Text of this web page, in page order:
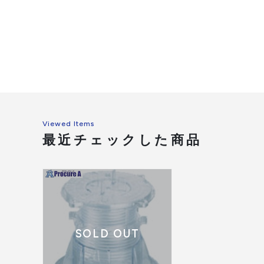
Viewed Items
最近チェックした商品
SOLD OUT